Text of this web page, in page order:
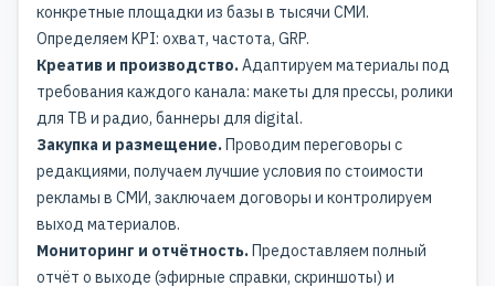
конкретные площадки из базы в тысячи СМИ.
Определяем KPI: охват, частота, GRP.
Креатив и производство.Адаптируем материалы под
требования каждого канала: макеты для прессы, ролики
для ТВ и радио, баннеры для digital.
Закупка и размещение.Проводим переговоры с
редакциями, получаем лучшие условия по стоимости
рекламы в СМИ, заключаем договоры и контролируем
выход материалов.
Мониторинг и отчётность.Предоставляем полный
отчёт о выходе (эфирные справки, скриншоты) и